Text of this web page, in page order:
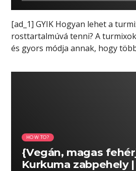
[ad_1] GYIK Hogyan lehet a
rosttartalmúvá tenni? A
és gyors módja annak, hogy
HOW TO?
{Vegán, magas
Kurkuma zabpehely